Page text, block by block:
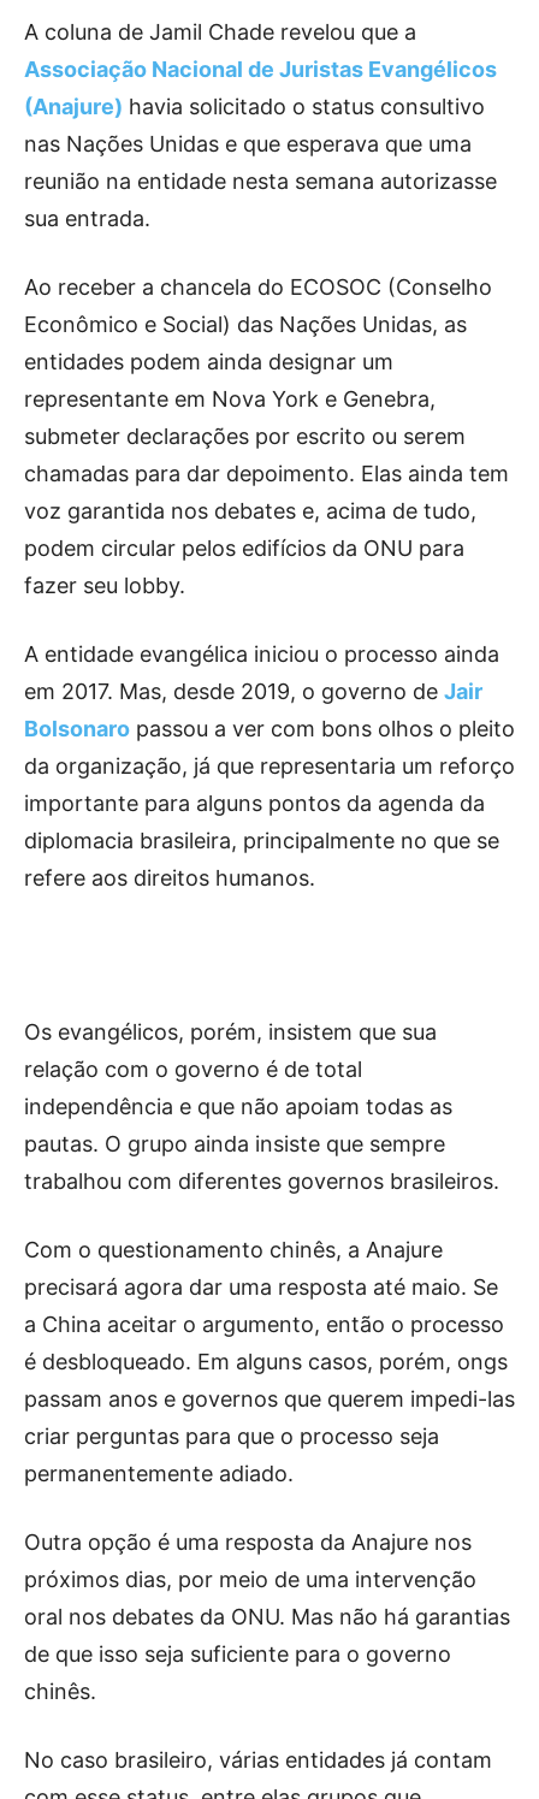
A coluna de Jamil Chade revelou que a
Associação Nacional de Juristas Evangélicos
(Anajure) havia solicitado o status consultivo
nas Nações Unidas e que esperava que uma
reunião na entidade nesta semana autorizasse
sua entrada.
Ao receber a chancela do ECOSOC (Conselho
Econômico e Social) das Nações Unidas, as
entidades podem ainda designar um
representante em Nova York e Genebra,
submeter declarações por escrito ou serem
chamadas para dar depoimento. Elas ainda tem
voz garantida nos debates e, acima de tudo,
podem circular pelos edifícios da ONU para
fazer seu lobby.
A entidade evangélica iniciou o processo ainda
em 2017. Mas, desde 2019, o governo de Jair
Bolsonaro passou a ver com bons olhos o pleito
da organização, já que representaria um reforço
importante para alguns pontos da agenda da
diplomacia brasileira, principalmente no que se
refere aos direitos humanos.
Os evangélicos, porém, insistem que sua
relação com o governo é de total
independência e que não apoiam todas as
pautas. O grupo ainda insiste que sempre
trabalhou com diferentes governos brasileiros.
Com o questionamento chinês, a Anajure
precisará agora dar uma resposta até maio. Se
a China aceitar o argumento, então o processo
é desbloqueado. Em alguns casos, porém, ongs
passam anos e governos que querem impedi-las
criar perguntas para que o processo seja
permanentemente adiado.
Outra opção é uma resposta da Anajure nos
próximos dias, por meio de uma intervenção
oral nos debates da ONU. Mas não há garantias
de que isso seja suficiente para o governo
chinês.
No caso brasileiro, várias entidades já contam